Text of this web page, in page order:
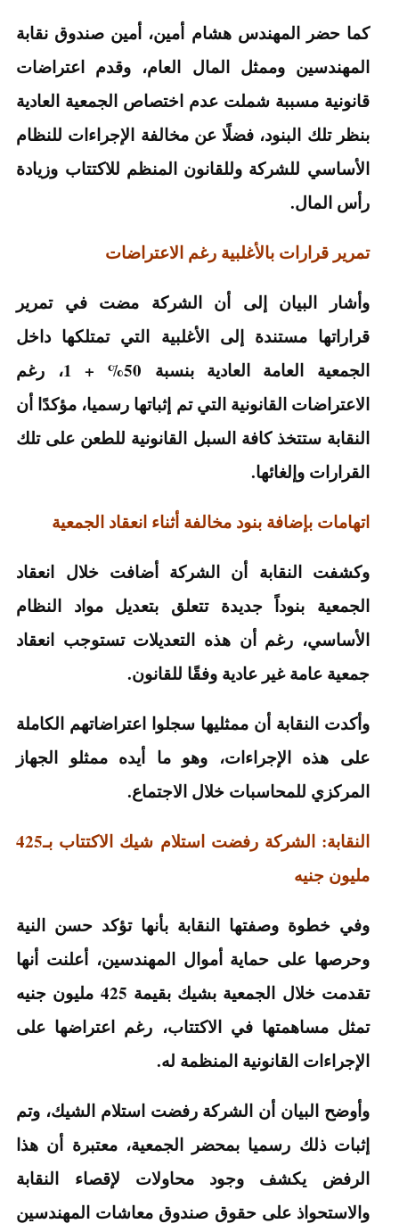
كما حضر المهندس هشام أمين، أمين صندوق نقابة
المهندسين وممثل المال العام، وقدم اعتراضات
قانونية مسببة شملت عدم اختصاص الجمعية العادية
بنظر تلك البنود، فضلًا عن مخالفة الإجراءات للنظام
الأساسي للشركة وللقانون المنظم للاكتتاب وزيادة
رأس المال.
تمرير قرارات بالأغلبية رغم الاعتراضات
وأشار البيان إلى أن الشركة مضت في تمرير
قراراتها مستندة إلى الأغلبية التي تمتلكها داخل
الجمعية العامة العادية بنسبة 50% + 1، رغم
الاعتراضات القانونية التي تم إثباتها رسميا، مؤكدًا أن
النقابة ستتخذ كافة السبل القانونية للطعن على تلك
القرارات وإلغائها.
اتهامات بإضافة بنود مخالفة أثناء انعقاد الجمعية
وكشفت النقابة أن الشركة أضافت خلال انعقاد
الجمعية بنوداً جديدة تتعلق بتعديل مواد النظام
الأساسي، رغم أن هذه التعديلات تستوجب انعقاد
جمعية عامة غير عادية وفقًا للقانون.
وأكدت النقابة أن ممثليها سجلوا اعتراضاتهم الكاملة
على هذه الإجراءات، وهو ما أيده ممثلو الجهاز
المركزي للمحاسبات خلال الاجتماع.
النقابة: الشركة رفضت استلام شيك الاكتتاب بـ425
مليون جنيه
وفي خطوة وصفتها النقابة بأنها تؤكد حسن النية
وحرصها على حماية أموال المهندسين، أعلنت أنها
تقدمت خلال الجمعية بشيك بقيمة 425 مليون جنيه
تمثل مساهمتها في الاكتتاب، رغم اعتراضها على
الإجراءات القانونية المنظمة له.
وأوضح البيان أن الشركة رفضت استلام الشيك، وتم
إثبات ذلك رسميا بمحضر الجمعية، معتبرة أن هذا
الرفض يكشف وجود محاولات لإقصاء النقابة
والاستحواذ على حقوق صندوق معاشات المهندسين